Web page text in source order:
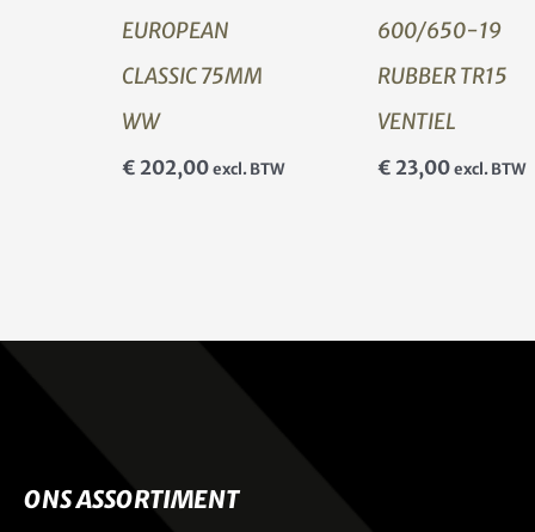
EUROPEAN
CLASSIC 75MM
WW
€ 202,00 excl. BTW
600/650-19
RUBBER TR15
VENTIEL
€ 23,00 excl. BTW
ONS ASSORTIMENT